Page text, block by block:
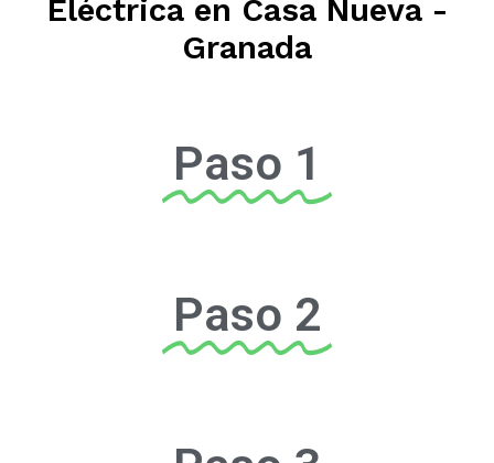
Eléctrica en Casa Nueva -
Granada
Paso 1
Paso 2